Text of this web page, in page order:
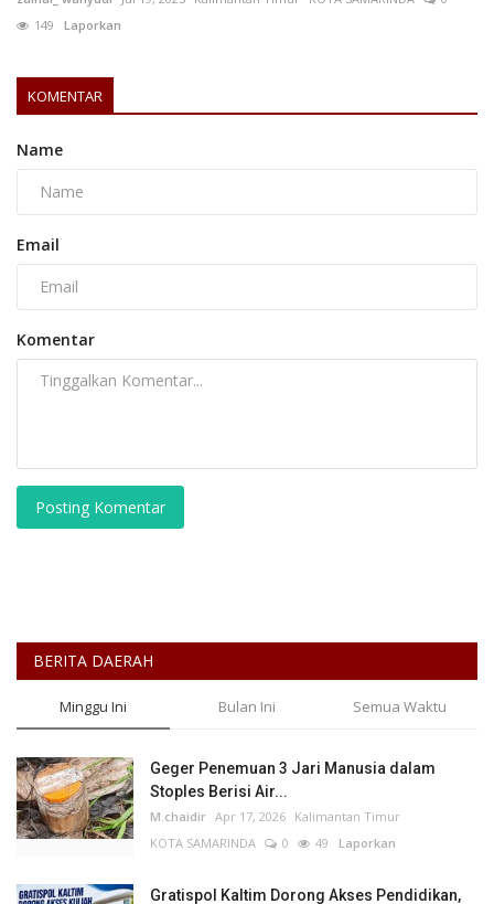
149 Laporkan
KOMENTAR
Name
Email
Komentar
Posting Komentar
BERITA DAERAH
Minggu Ini Bulan Ini Semua Waktu
Geger Penemuan 3 Jari Manusia dalam
Stoples Berisi Air...
M.chaidir Apr 17, 2026 Kalimantan Timur
KOTA SAMARINDA
0 49 Laporkan
Gratispol Kaltim Dorong Akses Pendidikan,